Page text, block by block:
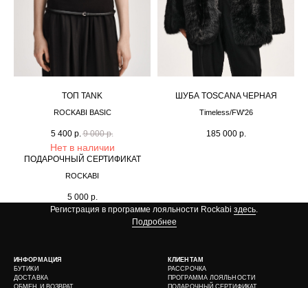
ТOП TANK
ROCKABI BASIC
5 400 р. 9 000 р.
Нет в наличии
ШУБА TOSCANA ЧЕРНАЯ
Timeless/FW'26
185 000 р.
ПОДАРОЧНЫЙ СЕРТИФИКАТ
ROCKABI
5 000 р.
Регистрация в программе лояльности Rockabi здесь.
Подробнее
ИНФОРМАЦИЯ
БУТИКИ
ДОСТАВКА
КЛИЕНТАМ
РАССРОЧКА
ПРОГРАММА ЛОЯЛЬНОСТИ